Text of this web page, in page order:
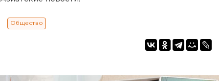
Общество